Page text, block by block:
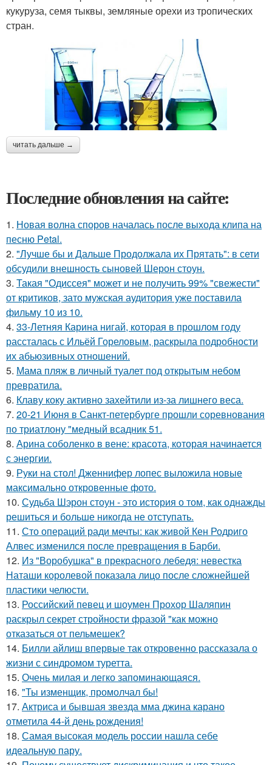
кукуруза, семя тыквы, земляные орехи из тропических
стран.
читать дальше →
Последние обновления на сайте:
1. Новая волна споров началась после выхода клипа на
песню Petal.
2. "Лучше бы и Дальше Продолжала их Прятать": в сети
обсудили внешность сыновей Шерон стоун.
3. Такая "Одиссея" может и не получить 99% "свежести"
от критиков, зато мужская аудитория уже поставила
фильму 10 из 10.
4. 33-Летняя Карина нигай, которая в прошлом году
рассталась с Ильёй Гореловым, раскрыла подробности
их абьюзивных отношений.
5. Мама пляж в личный туалет под открытым небом
превратила.
6. Клаву коку активно захейтили из-за лишнего веса.
7. 20-21 Июня в Санкт-петербурге прошли соревнования
по триатлону "медный всадник 51.
8. Арина соболенко в вене: красота, которая начинается
с энергии.
9. Руки на стол! Дженнифер лопес выложила новые
максимально откровенные фото.
10. Судьба Шэрон стоун - это история о том, как однажды
решиться и больше никогда не отступать.
11. Сто операций ради мечты: как живой Кен Родриго
Алвес изменился после превращения в Барби.
12. Из "Воробушка" в прекрасного лебедя: невестка
Наташи королевой показала лицо после сложнейшей
пластики челюсти.
13. Российский певец и шоумен Прохор Шаляпин
раскрыл секрет стройности фразой "как можно
отказаться от пельмешек?
14. Билли айлиш впервые так откровенно рассказала о
жизни с синдромом туретта.
15. Очень милая и легко запоминающаяся.
16. "Ты изменщик, промолчал бы!
17. Актриса и бывшая звезда мма джина карано
отметила 44-й день рождения!
18. Самая высокая модель россии нашла себе
идеальную пару.